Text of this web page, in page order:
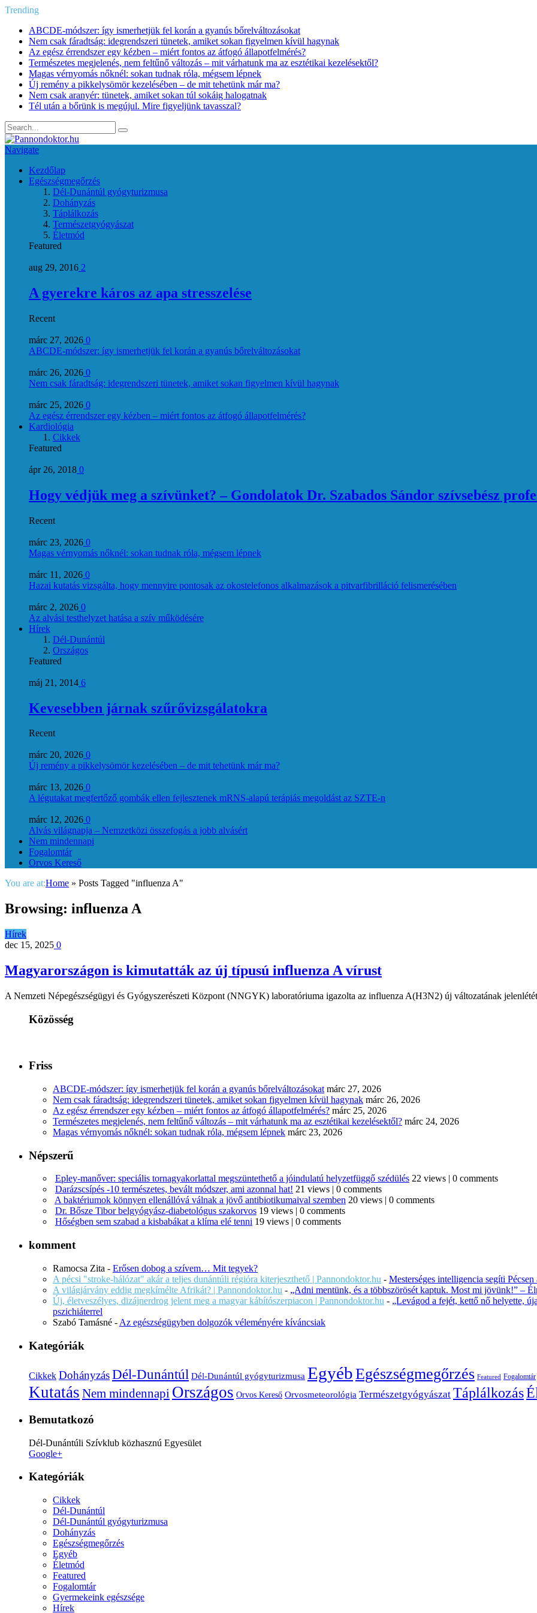
Trending
ABCDE‑módszer: így ismerhetjük fel korán a gyanús bőrelváltozásokat
Nem csak fáradtság: idegrendszeri tünetek, amiket sokan figyelmen kívül hagynak
Az egész érrendszer egy kézben – miért fontos az átfogó állapotfelmérés?
Természetes megjelenés, nem feltűnő változás – mit várhatunk ma az esztétikai kezelésektől?
Magas vérnyomás nőknél: sokan tudnak róla, mégsem lépnek
Új remény a pikkelysömör kezelésében – de mit tehetünk már ma?
Nem csak aranyér: tünetek, amiket sokan túl sokáig halogatnak
Tél után a bőrünk is megújul. Mire figyeljünk tavasszal?
Navigate
Kezdőlap
Egészségmegőrzés
Dél-Dunántúl gyógyturizmusa
Dohányzás
Táplálkozás
Természetgyógyászat
Életmód
Featured
aug 29, 2016 2
A gyerekre káros az apa stresszelése
Recent
márc 27, 2026 0
ABCDE‑módszer: így ismerhetjük fel korán a gyanús bőrelváltozásokat
márc 26, 2026 0
Nem csak fáradtság: idegrendszeri tünetek, amiket sokan figyelmen kívül hagynak
márc 25, 2026 0
Az egész érrendszer egy kézben – miért fontos az átfogó állapotfelmérés?
Kardiológia
Cikkek
Featured
ápr 26, 2018 0
Hogy védjük meg a szívünket? – Gondolatok Dr. Szabados Sándor szívsebész
Recent
márc 23, 2026 0
Magas vérnyomás nőknél: sokan tudnak róla, mégsem lépnek
márc 11, 2026 0
Hazai kutatás vizsgálta, hogy mennyire pontosak az okostelefonos alkalmazások a pitvarfibrilláció felismerésében
márc 2, 2026 0
Az alvási testhelyzet hatása a szív működésére
Hírek
Dél-Dunántúl
Országos
Featured
máj 21, 2014 6
Kevesebben járnak szűrővizsgálatokra
Recent
márc 20, 2026 0
Új remény a pikkelysömör kezelésében – de mit tehetünk már ma?
márc 13, 2026 0
A légutakat megfertőző gombák ellen fejlesztenek mRNS-alapú terápiás megoldást az SZTE-n
márc 12, 2026 0
Alvás világnapja – Nemzetközi összefogás a jobb alvásért
Nem mindennapi
Fogalomtár
Orvos Kereső
You are at:Home » Posts Tagged "influenza A"
Browsing: influenza A
Hírek
dec 15, 2025 0
Magyarországon is kimutatták az új típusú influenza A vírust
A Nemzeti Népegészségügyi és Gyógyszerészeti Központ (NNGYK) laboratóriuma igazolta az influenza A(H3N2) új változatának
Közösség
Friss
ABCDE‑módszer: így ismerhetjük fel korán a gyanús bőrelváltozásokat márc 27, 2026
Nem csak fáradtság: idegrendszeri tünetek, amiket sokan figyelmen kívül hagynak márc 26, 2026
Az egész érrendszer egy kézben – miért fontos az átfogó állapotfelmérés? márc 25, 2026
Természetes megjelenés, nem feltűnő változás – mit várhatunk ma az esztétikai kezelésektől? márc 24, 2026
Magas vérnyomás nőknél: sokan tudnak róla, mégsem lépnek márc 23, 2026
Népszerű
Epley-manőver: speciális tornagyakorlattal megszüntethető a jóindulatú helyzetfüggő szédülés 22 views | 0 comments
Darázscsípés -10 természetes, bevált módszer, ami azonnal hat! 21 views | 0 comments
A baktériumok könnyen ellenállóvá válnak a jövő antibiotikumaival szemben 20 views | 0 comments
Dr. Bősze Tibor belgyógyász-diabetológus szakorvos 19 views | 0 comments
Hőségben sem szabad a kisbabákat a klíma elé tenni 19 views | 0 comments
komment
Ramocsa Zita - Erősen dobog a szívem… Mit tegyek?
A pécsi "stroke-hálózat" akár a teljes dunántúli régióra kiterjeszthető | Pannondoktor.hu - Mesterséges intelligencia segíti
A világjárvány eddig megkímélte Afrikát? | Pannondoktor.hu - „Adni mentünk, és a többszörösét kaptuk. Most mi jövünk!” –
Új, életveszélyes, dizájnerdrog jelent meg a magyar kábítószerpiacon | Pannondoktor.hu - „Levágod a fejét, kettő nő helyette,
pszichiáterrel
Szabó Tamásné - Az egészségügyben dolgozók véleményére kíváncsiak
Kategóriák
Cikkek DohányzásDél-Dunántúl Dél-Dunántúl gyógyturizmusa EgyébEgészségmegőrzés Featured Fogalomtár
Kutatás Nem mindennapi Országos Orvos Kereső Orvosmeteorológia Természetgyógyászat Táplálkozás
Bemutatkozó
Dél-Dunántúli Szívklub közhasznú Egyesület
Google+
Kategóriák
Cikkek
Dél-Dunántúl
Dél-Dunántúl gyógyturizmusa
Dohányzás
Egészségmegőrzés
Egyéb
Életmód
Featured
Fogalomtár
Gyermekeink egészsége
Hírek